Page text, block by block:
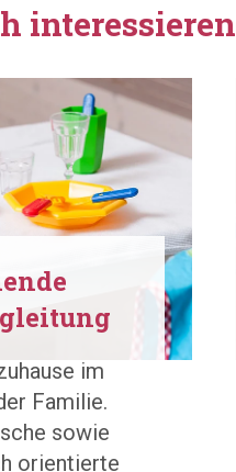
interessieren
im
Familie.
sowie
orientierte